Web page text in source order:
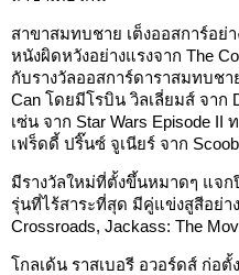
สาขาสมทบชาย เต็งออสการ์อย่
หนังผิดหวังอย่างแรงจาก The
กับรางวัลออสการ์ดาราสมทบชา
Can โดยมีโรบิน วิลเลี่ยมส์ จาก
เซ่น จาก Star Wars Episode II
เฟร็ดดี้ ปริ๊นซ์ จูเนียร์ จาก
มีรางวัลใหม่ที่ตั้งขึ้นหมาดๆ แจก
รุ่นที่ไร้สาระที่สุด มีคู่แข่งสูสีอย่า
Crossroads, Jackass: The
โกลเด้น ราสเบอรี อวอร์ดส์ ก่อ